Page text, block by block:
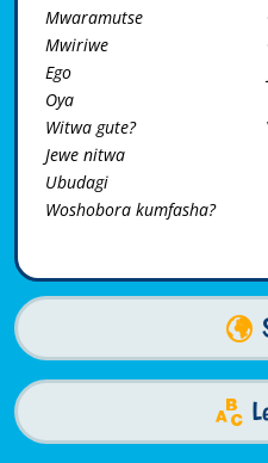
Mwaramutse
Mwiriwe
Ego
Oya
Witwa gute?
Jewe nitwa
Ubudagi
Woshobora kumfasha?